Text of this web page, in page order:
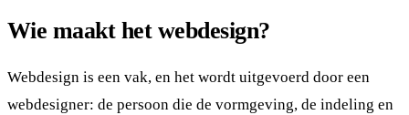
Wie maakt het webdesign?
Webdesign is een vak, en het wordt uitgevoerd door een
webdesigner: de persoon die de vormgeving, de indeling en